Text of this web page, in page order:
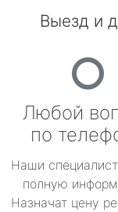
Выезд и
Любой
по
Наши
полную
Назначат цену